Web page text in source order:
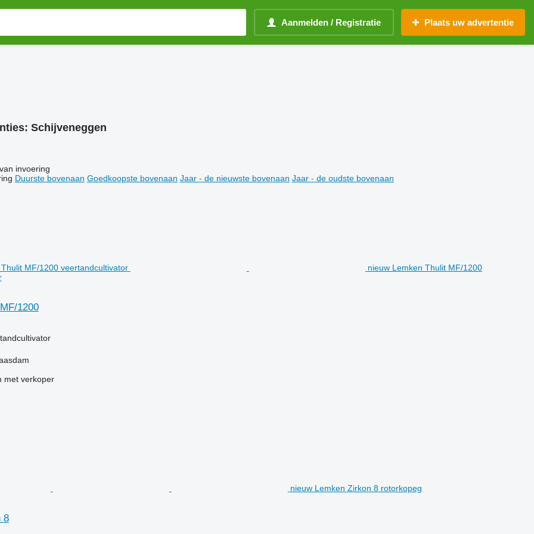
Aanmelden / Registratie Plaats uw advertentie
Schijveneggen
invoering
Duurste bovenaan Goedkoopste bovenaan Jaar - de nieuwste bovenaan Jaar - de oudste bovenaan
nieuw Lemken Thulit MF/1200
1200
met verkoper
nieuw Lemken Zirkon 8 rotorkopeg
8